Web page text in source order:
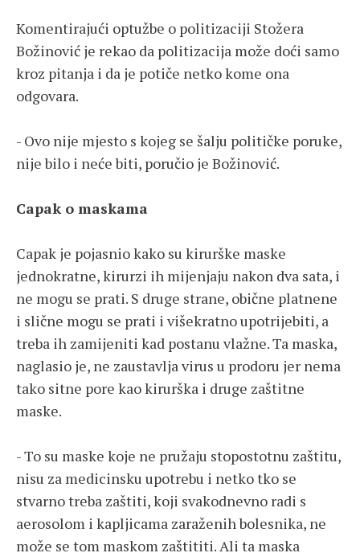
Komentirajući optužbe o politizaciji Stožera
Božinović je rekao da politizacija može doći samo
kroz pitanja i da je potiče netko kome ona
odgovara.
- Ovo nije mjesto s kojeg se šalju političke poruke,
nije bilo i neće biti, poručio je Božinović.
Capak o maskama
Capak je pojasnio kako su kirurške maske
jednokratne, kirurzi ih mijenjaju nakon dva sata, i
ne mogu se prati. S druge strane, obične platnene
i slične mogu se prati i višekratno upotrijebiti, a
treba ih zamijeniti kad postanu vlažne. Ta maska,
naglasio je, ne zaustavlja virus u prodoru jer nema
tako sitne pore kao kirurška i druge zaštitne
maske.
- To su maske koje ne pružaju stopostotnu zaštitu,
nisu za medicinsku upotrebu i netko tko se
stvarno treba zaštiti, koji svakodnevno radi s
aerosolom i kapljicama zaraženih bolesnika, ne
može se tom maskom zaštititi. Ali ta maska